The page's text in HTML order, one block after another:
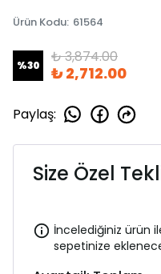
Ürün Kodu: 61564
%30 ₺ 3,874.00
₺ 2,712.00
Paylaş:
Size Özel
İncelediğiniz ürün
sepetinize